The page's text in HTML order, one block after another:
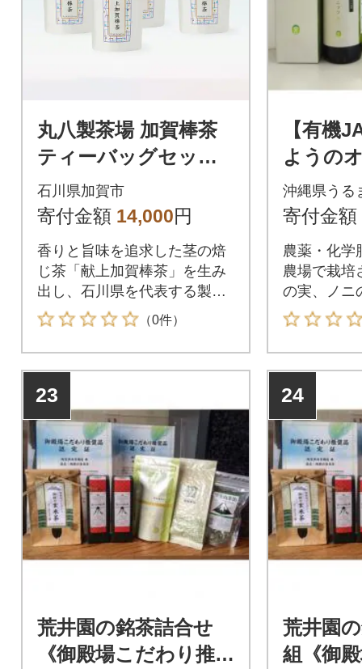
丸八製茶場 加賀棒茶
ティーバッグセット
高島屋選定品 棒茶 ほ
うじ茶 お茶 F6P-3205
石川県加賀市
寄付金額 14,000円
香りと旨味を追求した茎の焙
じ茶「献上加賀棒茶」を生み
出し、石川県を代表する製品
として育て上げた丸八製茶
場。
（0件）
【有機
ようの
のに&の
ト
沖縄県うる
寄付金額
農薬・化学
農場で栽培
の実、ノニ
収穫された
23
荒井園の銘茶詰合せ
《御殿場こだわり推奨
24
荒井園
組《御